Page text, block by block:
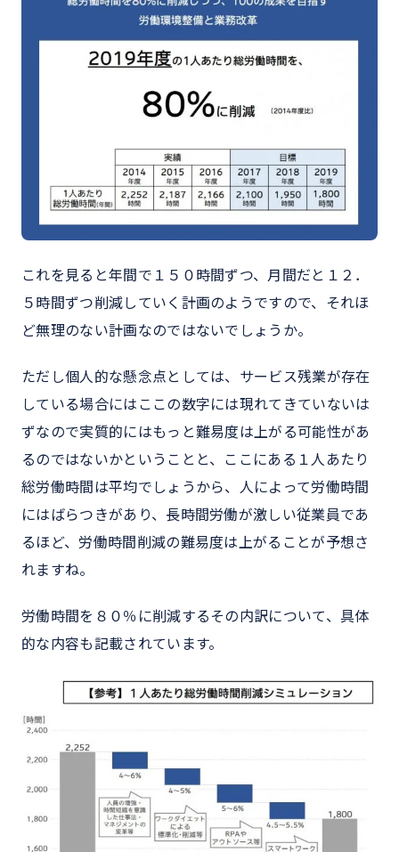
これを見ると年間で１５０時間ずつ、月間だと１２．
５時間ずつ削減していく計画のようですので、それほ
ど無理のない計画なのではないでしょうか。
ただし個人的な懸念点としては、サービス残業が存在
している場合にはここの数字には現れてきていないは
ずなので実質的にはもっと難易度は上がる可能性があ
るのではないかということと、ここにある１人あたり
総労働時間は平均でしょうから、人によって労働時間
にはばらつきがあり、長時間労働が激しい従業員であ
るほど、労働時間削減の難易度は上がることが予想さ
れますね。
労働時間を８０％に削減するその内訳について、具体
的な内容も記載されています。